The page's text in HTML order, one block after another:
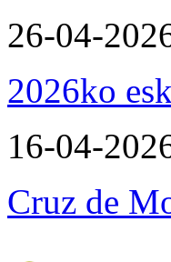
26-04-
2026ko
16-04-
Cruz de